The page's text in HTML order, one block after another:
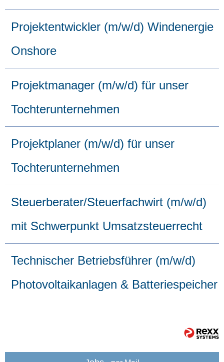
Projektentwickler (m/w/d) Windenergie
Onshore
Projektmanager (m/w/d) für unser
Tochterunternehmen
Projektplaner (m/w/d) für unser
Tochterunternehmen
Steuerberater/Steuerfachwirt (m/w/d)
mit Schwerpunkt Umsatzsteuerrecht
Technischer Betriebsführer (m/w/d)
Photovoltaikanlagen & Batteriespeicher